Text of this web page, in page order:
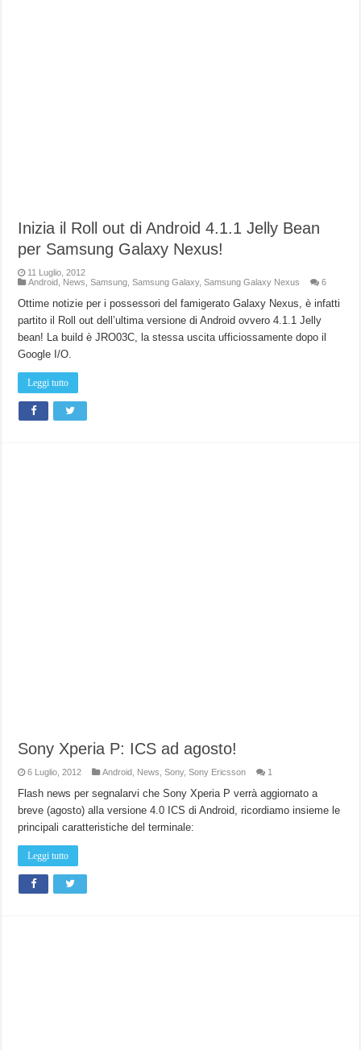
Inizia il Roll out di Android 4.1.1 Jelly Bean
per Samsung Galaxy Nexus!
11 Luglio, 2012
Android News ,Samsung ,Samsung Galaxy,Samsung Galaxy Nexus 6
Ottime notizie per i possessori del famigerato Galaxy Nexus, è infatti
partito il Roll out dell’ultima versione di Android ovvero 4.1.1 Jelly
bean! La build è JRO03C, la stessa uscita ufficiossamente dopo il
Google I/O.
Leggi tutto
Sony Xperia P: ICS ad agosto!
6 Luglio, 2012 Android News ,Sony,Sony Ericsson 1
Flash news per segnalarvi che Sony Xperia P verrà aggiornato a
breve (agosto) alla versione 4.0 ICS di Android, ricordiamo insieme le
principali caratteristiche del terminale:
Leggi tutto